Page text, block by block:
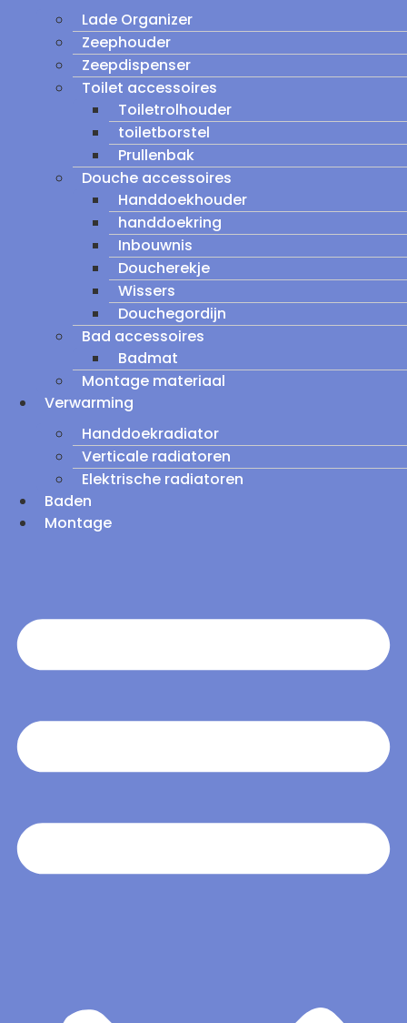
Lade Organizer
Zeephouder
Zeepdispenser
Toilet accessoires
Toiletrolhouder
toiletborstel
Prullenbak
Douche accessoires
Handdoekhouder
handdoekring
Inbouwnis
Doucherekje
Wissers
Douchegordijn
Bad accessoires
Badmat
Montage materiaal
Verwarming
Handdoekradiator
Verticale radiatoren
Elektrische radiatoren
Baden
Montage